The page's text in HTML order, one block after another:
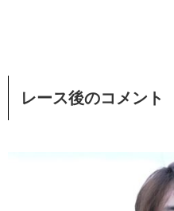
レース後のコメント